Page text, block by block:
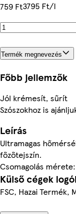
759 Ft3795 Ft/l
Termék megnevezés
Főbb jellemzők
Jól krémesít, sűrít
Szószokhoz is
Leírás
Ultramagas
főzőtejszín.
Csomagolás
Külső cégek
FSC, Hazai Termék,